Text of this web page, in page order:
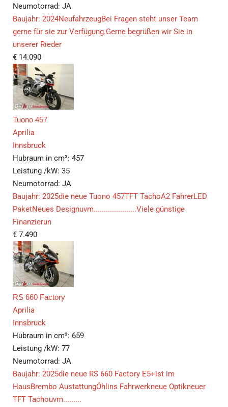
Neumotorrad: JA
Baujahr: 2024NeufahrzeugBei Fragen steht unser Team
gerne für sie zur Verfügung.Gerne begrüßen wir Sie in
unserer Rieder
€ 14.090
Tuono 457
Aprilia
Innsbruck
Hubraum in cm³: 457
Leistung /kW: 35
Neumotorrad: JA
Baujahr: 2025die neue Tuono 457TFT TachoA2 FahrerLED
PaketNeues Designuvm.....................Viele günstige
Finanzierun
€ 7.490
RS 660 Factory
Aprilia
Innsbruck
Hubraum in cm³: 659
Leistung /kW: 77
Neumotorrad: JA
Baujahr: 2025die neue RS 660 Factory E5+ist im
HausBrembo AustattungÖhlins Fahrwerkneue Optikneuer
TFT Tachouvm.........